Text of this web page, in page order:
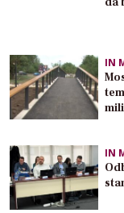
IN
IN